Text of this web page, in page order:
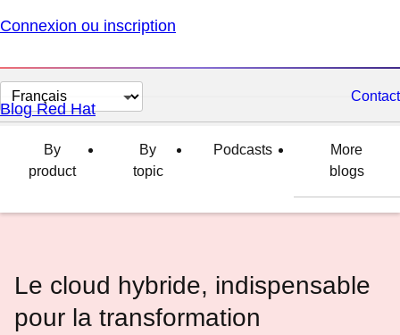
Connexion ou inscription
Changer
la
langue
Contact
Blog Red Hat
By
product
By
topic
Podcasts
More
blogs
Le cloud hybride, indispensable
pour la transformation